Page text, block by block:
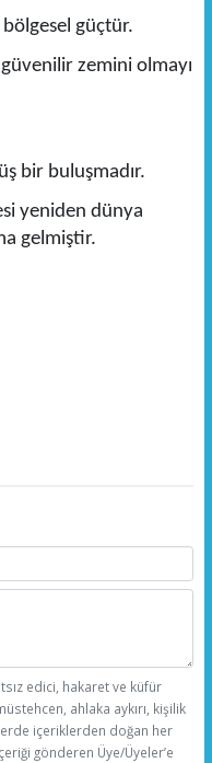
bölgesel güçtür.
zemini olmayı
bir buluşmadır.
yeniden dünya
gelmiştir.
edici, hakaret ve küfür
ahlaka aykırı, kişilik
içeriklerden doğan her
gönderen Üye/Üyeler’e